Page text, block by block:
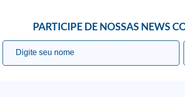
PARTICIPE DE NOSSAS NEWS